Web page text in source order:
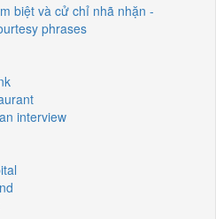
biệt và cử chỉ nhã nhặn -
phrases
interview